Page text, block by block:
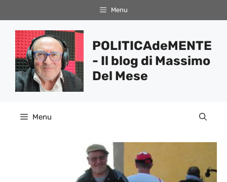
al
contenuto
Menu
POLITICAdeMENTE
- Il blog di Massimo
Del Mese
Menu